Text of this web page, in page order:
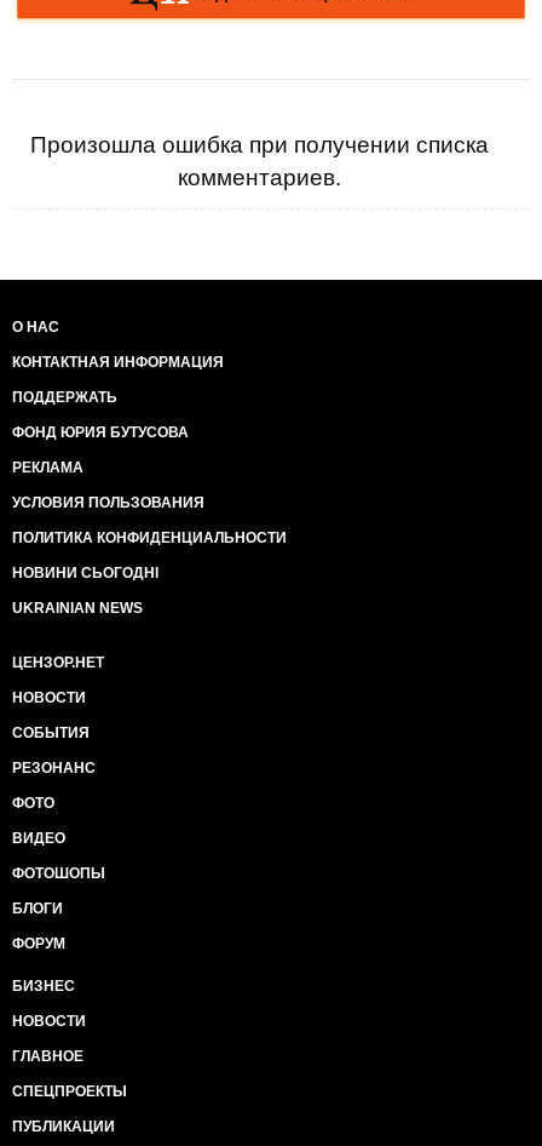
Произошла ошибка при получении списка
комментариев.
О НАС
КОНТАКТНАЯ ИНФОРМАЦИЯ
ПОДДЕРЖАТЬ
ФОНД ЮРИЯ БУТУСОВА
РЕКЛАМА
УСЛОВИЯ ПОЛЬЗОВАНИЯ
ПОЛИТИКА КОНФИДЕНЦИАЛЬНОСТИ
НОВИНИ СЬОГОДНІ
UKRAINIAN NEWS
ЦЕНЗОР.НЕТ
НОВОСТИ
СОБЫТИЯ
РЕЗОНАНС
ФОТО
ВИДЕО
ФОТОШОПЫ
БЛОГИ
ФОРУМ
БИЗНЕС
НОВОСТИ
ГЛАВНОЕ
СПЕЦПРОЕКТЫ
ПУБЛИКАЦИИ